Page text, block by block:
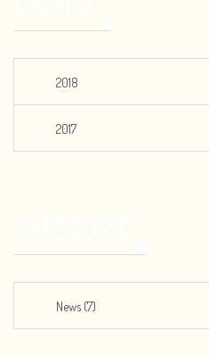
2018
2017
News (7)